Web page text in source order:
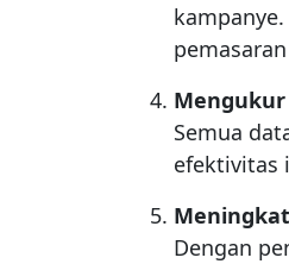
Semua
efektivitas
Dengan